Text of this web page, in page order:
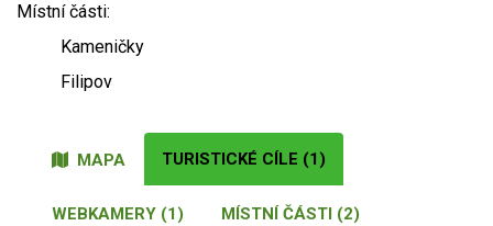
Místní části:
Kameničky
Filipov
MAPA TURISTICKÉ CÍLE (1)
WEBKAMERY (1) MÍSTNÍ ČÁSTI (2)